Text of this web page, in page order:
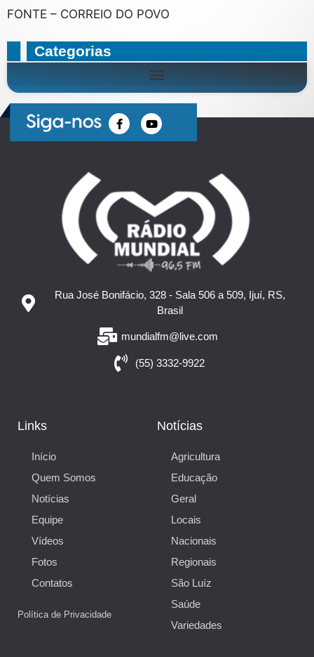
FONTE – CORREIO DO POVO
Categorias
Rua José Bonifácio, 328 - Sala 506 a 509, Ijuí, RS,
Brasil
mundialfm@live.com
(55) 3332-9922
Links
Início
Quem Somos
Notícias
Equipe
Vídeos
Fotos
Contatos
Política de Privacidade
Notícias
Agricultura
Educação
Geral
Locais
Nacionais
Regionais
São Luíz
Saúde
Variedades